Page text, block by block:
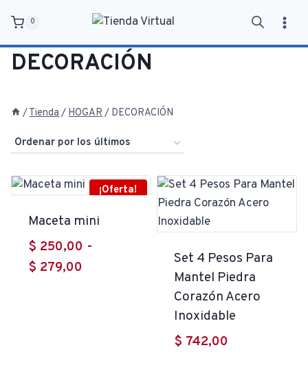
contenido
0
DECORACIÓN
/Tienda/HOGAR/ DECORACIÓN
¡Oferta!
Maceta mini
$ 250,00 -
$ 279,00Rango
Set 4 Pesos Para
Mantel Piedra
Corazón Acero
Inoxidable
$ 742,00